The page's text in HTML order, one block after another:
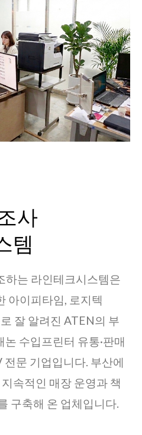
사
템
하는 라인테크시스템은
아이피타임, 로지텍
잘 알려진 ATEN의 부
논 수입프린터 유통·판매
전문 기업입니다. 부산에
속적인 매장 운영과 책
구축해 온 업체입니다.